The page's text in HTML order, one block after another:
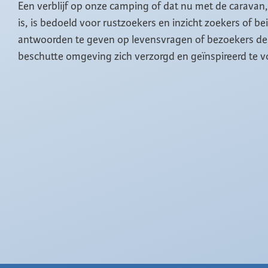
Een verblijf op onze camping of dat nu met de
is, is bedoeld voor rustzoekers en inzicht zoekers of
antwoorden te geven op levensvragen of bezoekers
beschutte omgeving zich verzorgd en geïnspireerd te